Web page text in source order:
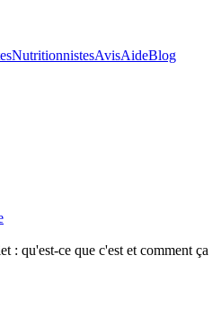
NutritionnistesAvisAideBlog
: qu'est-ce que c'est et comment ça